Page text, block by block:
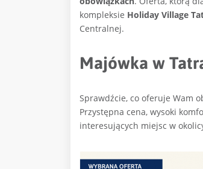
kompleksie Holiday Village
Centralnej.
Majówka w
Sprawdźcie, co oferuje Wam
Przystępna cena, wysoki
interesujących miejsc w